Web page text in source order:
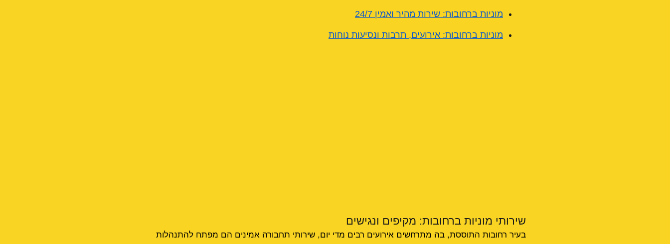
מוניות ברחובות: שירות מהיר ואמין 24/7
מוניות ברחובות: אירועים, תרבות ונסיעות נוחות
שירותי מוניות ברחובות: מקיפים ונגישים
בעיר רחובות התוססת, בה מתרחשים אירועים רבים מדי יום, שירותי תחבורה אמינים הם מפתח להתנהלות